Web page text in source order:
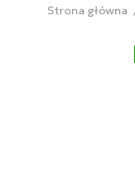
Strona główna